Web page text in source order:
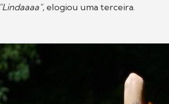
"Lindaaaa", elogiou uma terceira.